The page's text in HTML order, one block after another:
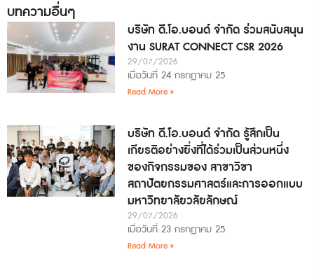
บทความอื่นๆ
บริษัท ดี.โอ.บอนด์ จำกัด ร่วมสนับสนุน
งาน SURAT CONNECT CSR 2026
29/07/2026
เมื่อวันที่ 24 กรกฎาคม 25
Read More »
บริษัท ดี.โอ.บอนด์ จำกัด รู้สึกเป็น
เกียรติอย่างยิ่งที่ได้ร่วมเป็นส่วนหนึ่ง
ของกิจกรรมของ สาขาวิชา
สถาปัตยกรรมศาสตร์และการออกแบบ
มหาวิทยาลัยวลัยลักษณ์
29/07/2026
เมื่อวันที่ 23 กรกฎาคม 25
Read More »